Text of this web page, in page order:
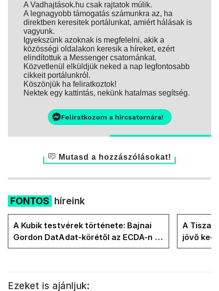
A Vadhajtások.hu csak rajtatok múlik.
A legnagyobb támogatás számunkra az, ha
direktben keresitek portálunkat, amiért hálásak is
vagyunk.
Igyekszünk azoknak is megfelelni, akik a
közösségi oldalakon keresik a híreket, ezért
elindítottuk a Messenger csatornánkat.
Közvetlenül elküldjük neked a nap legfontosabb
cikkeit portálunkról.
Köszönjük ha feliratkoztok!
Nektek egy kattintás, nekünk hatalmas segítség.
Feliratkozom a hírcsatornára!
Mutasd a hozzászólásokat!
FONTOS híreink
A Kubik testvérek története: Bajnai
Gordon DatAdat-körétől az ECDA-n át
Magyar Péter közvetlen stábjáig
A Tisza-
jövő
Ezeket is ajánljuk: